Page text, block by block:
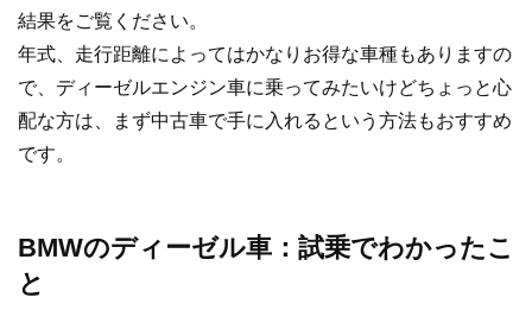
結果をご覧ください。
年式、走行距離によってはかなりお得な車種もありますの
で、ディーゼルエンジン車に乗ってみたいけどちょっと心
配な方は、まず中古車で手に入れるという方法もおすすめ
です。
BMWのディーゼル車：試乗でわかったこ
と